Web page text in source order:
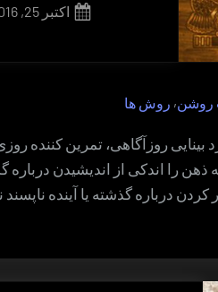
Posted
اکتبر 25, 2016
روشن, روش ها
روزآگاهی، تمرین کننده
را اندکی از اندیشیدن درباره
درباره گذشته یا آینده